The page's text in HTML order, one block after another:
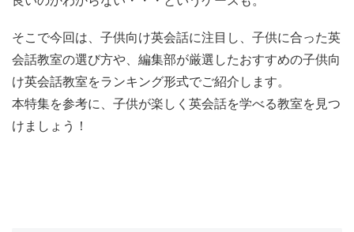
そこで今回は、子供向け英会話に注目し、子供に合った英
会話教室の選び方や、編集部が厳選したおすすめの子供向
け英会話教室をランキング形式でご紹介します。
本特集を参考に、子供が楽しく英会話を学べる教室を見つ
けましょう！